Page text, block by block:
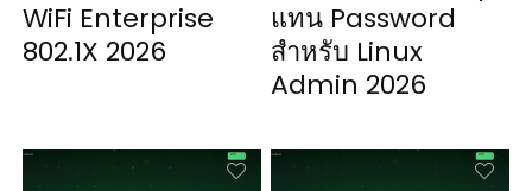
WiFi Enterprise
802.1X 2026
แทน Password
สำหรับ Linux
Admin 2026